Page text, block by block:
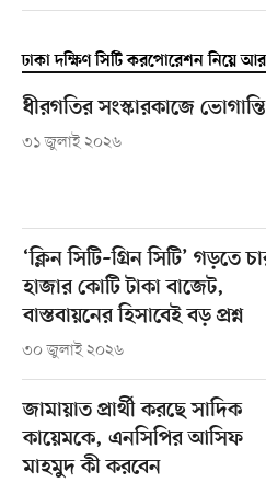
ঢাকা দক্ষিণ সিটি করপোরেশন নিয়ে
ধীরগতির সংস্কারকাজে ভোগান্তি
৩১ জুলাই ২০২৬
‘ক্লিন সিটি–গ্রিন সিটি’ গড়তে
হাজার কোটি টাকা বাজেট,
বাস্তবায়নের হিসাবেই বড় প্রশ্ন
৩০ জুলাই ২০২৬
জামায়াত প্রার্থী করছে সাদিক
কায়েমকে, এনসিপির আসিফ
মাহমুদ কী করবেন